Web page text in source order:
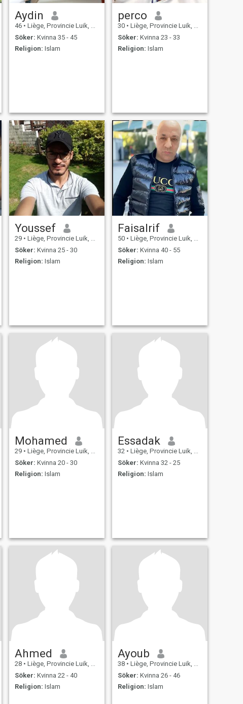
Aydin
46 • Liège, Provincie Luik, Belgien
Söker: Kvinna 35 - 45
Religion: Islam
perco
30 • Liège, Provincie Luik, Belgien
Söker: Kvinna 23 - 33
Religion: Islam
Youssef
29 • Liège, Provincie Luik, Belgien
Söker: Kvinna 25 - 30
Religion: Islam
Faisalrif
50 • Liège, Provincie Luik, Belgien
Söker: Kvinna 40 - 55
Religion: Islam
Mohamed
29 • Liège, Provincie Luik, Belgien
Söker: Kvinna 20 - 30
Religion: Islam
Essadak
32 • Liège, Provincie Luik, Belgien
Söker: Kvinna 32 - 25
Religion: Islam
Ahmed
28 • Liège, Provincie Luik, Belgien
Söker: Kvinna 22 - 40
Religion: Islam
Ayoub
38 • Liège, Provincie Luik, Belgien
Söker: Kvinna 26 - 46
Religion: Islam